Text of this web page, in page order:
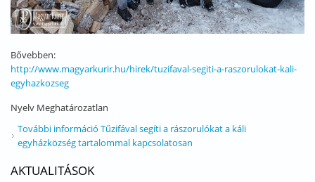
Bővebben:
http://www.magyarkurir.hu/hirek/tuzifaval-segiti-a-raszorulokat-kali-
egyhazkozseg
Nyelv Meghatározatlan
További információ Tűzifával segíti a rászorulókat a káli
egyházközség tartalommal kapcsolatosan
AKTUALITÁSOK